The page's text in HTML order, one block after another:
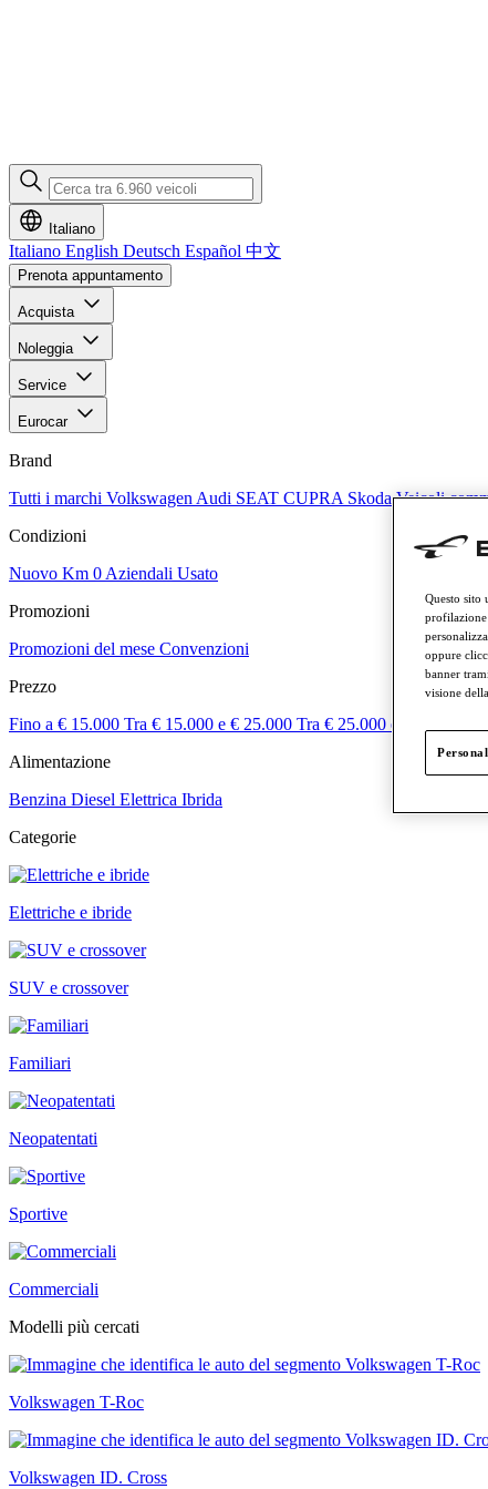
Italiano
Italiano English Deutsch Español 中文
Prenota appuntamento
Acquista
Noleggia
Service
Eurocar
Brand
Tutti i marchi VolkswagenAudi SEAT CUPRA SkodaVeicoli
Condizioni
Nuovo Km 0Aziendali Usato
Promozioni
Promozioni del mese Convenzioni
Prezzo
Fino a € 15.000 Tra € 15.000 e € 25.000 Tra € 25.000 e € 50.000
Alimentazione
Benzina Diesel Elettrica Ibrida
Categorie
Elettriche e ibride
SUV e crossover
Familiari
Neopatentati
Sportive
Commerciali
Modelli più cercati
Volkswagen T-Roc
Volkswagen ID. Cross
Questo sito
profilazione
oppure
banner
visione